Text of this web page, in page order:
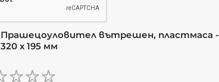
Прашецоуловител вътрешен, пластмаса -
320 х 195 мм